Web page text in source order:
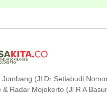
Jombang (Jl Dr Setiabudi
& Radar Mojokerto (Jl R A